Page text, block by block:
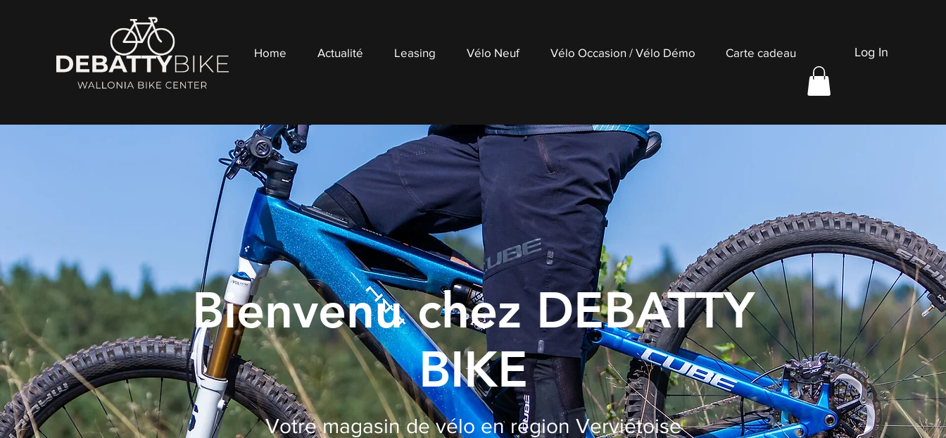
Home Actualité Leasing Vélo Neuf Vélo Occasion / Vélo Démo Carte cadeau Log In
Bienvenu chez DEBATTY
BIKE
Votre magasin de vélo en région Verviétoise